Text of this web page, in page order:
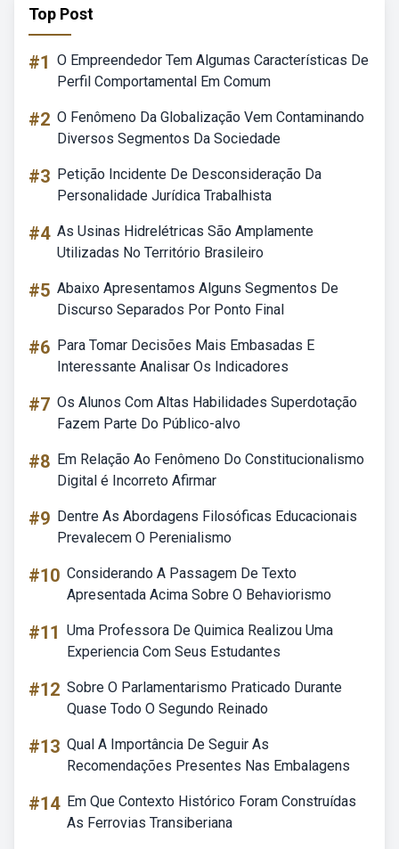
Top Post
#1 O Empreendedor Tem Algumas Características De
Perfil Comportamental Em Comum
#2 O Fenômeno Da Globalização Vem Contaminando
Diversos Segmentos Da Sociedade
#3 Petição Incidente De Desconsideração Da
Personalidade Jurídica Trabalhista
#4 As Usinas Hidrelétricas São Amplamente
Utilizadas No Território Brasileiro
#5 Abaixo Apresentamos Alguns Segmentos De
Discurso Separados Por Ponto Final
#6 Para Tomar Decisões Mais Embasadas E
Interessante Analisar Os Indicadores
#7 Os Alunos Com Altas Habilidades Superdotação
Fazem Parte Do Público-alvo
#8 Em Relação Ao Fenômeno Do Constitucionalismo
Digital é Incorreto Afirmar
#9 Dentre As Abordagens Filosóficas Educacionais
Prevalecem O Perenialismo
#10 Considerando A Passagem De Texto
Apresentada Acima Sobre O Behaviorismo
#11 Uma Professora De Quimica Realizou Uma
Experiencia Com Seus Estudantes
#12 Sobre O Parlamentarismo Praticado Durante
Quase Todo O Segundo Reinado
#13 Qual A Importância De Seguir As
Recomendações Presentes Nas Embalagens
#14 Em Que Contexto Histórico Foram Construídas
As Ferrovias Transiberiana